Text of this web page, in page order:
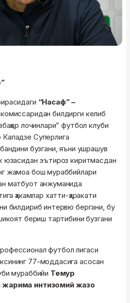
“Насаф” –
билдирги келиб
лочинлари” футбол клуби
Суперлига
бузгани, яъни ушрашув
юзасидан эътироз киритмасдан
жамоа бош мураббийлари
матбуот анжуманида
ҳакамлар хатти-ҳаракати
билдириб интервю бергани, бу
бериш тартибини бузгани
футбол лигаси
77-моддасига асосан
мураббийи Темур
жарима интизомий жазо